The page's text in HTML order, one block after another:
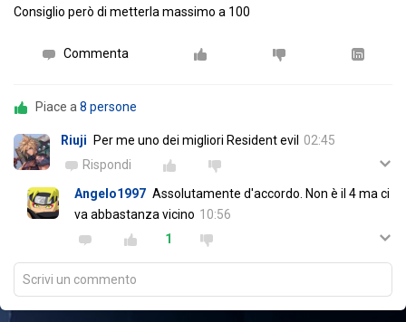
Consiglio però di metterla massimo a 100
Commenta
Piace a8 persone
Riuji Per me uno dei migliori Resident evil
02:45
Rispondi
Angelo1997 Assolutamente d'accordo. Non è il 4 ma ci
va abbastanza vicino 10:56
1
Scrivi un commento